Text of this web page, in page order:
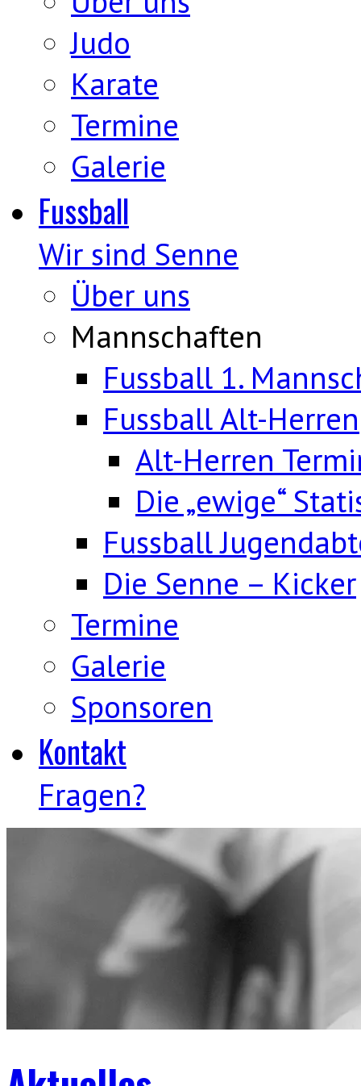
Judo
Karate
Termine
Galerie
Fussball
Wir sind Senne
Über uns
Mannschaften
Fussball 1.
Fussball Alt-Herren
Alt-Herren
Die „ewige“
Fussball
Die Senne – Kicker
Termine
Galerie
Sponsoren
Kontakt
Fragen?